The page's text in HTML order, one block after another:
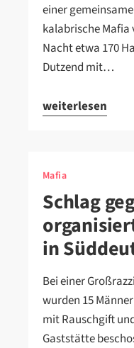
einer
kalabrische
Nacht etwa 170
Dutzend mit…
weiterlesen
Mafia
Schlag
in
Bei einer
wurden 15
mit Rauschgift
Gaststätte